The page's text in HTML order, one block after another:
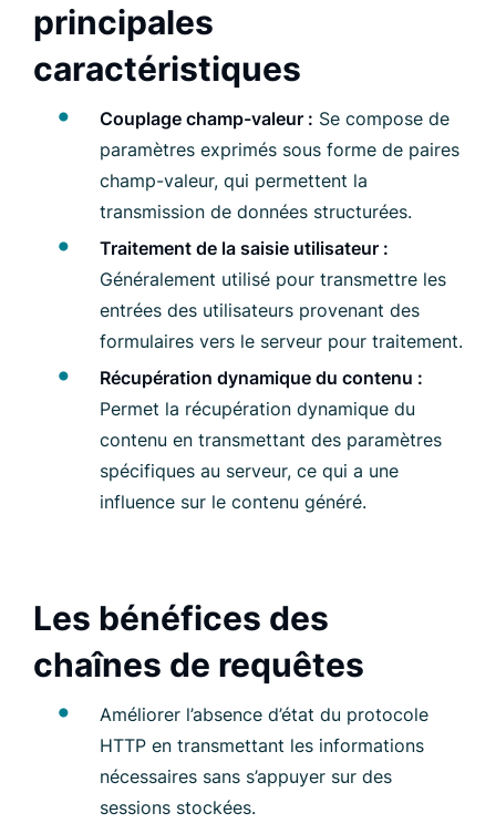
principales
caractéristiques
Couplage champ-valeur : Se compose de
paramètres exprimés sous forme de paires
champ-valeur, qui permettent la
transmission de données structurées.
Traitement de la saisie utilisateur :
Généralement utilisé pour transmettre les
entrées des utilisateurs provenant des
formulaires vers le serveur pour traitement.
Récupération dynamique du contenu :
Permet la récupération dynamique du
contenu en transmettant des paramètres
spécifiques au serveur, ce qui a une
influence sur le contenu généré.
Les bénéfices des
chaînes de requêtes
Améliorer l’absence d’état du protocole
HTTP en transmettant les informations
nécessaires sans s’appuyer sur des
sessions stockées.